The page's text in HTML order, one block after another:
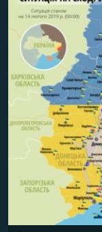
ФОТО
СПЕЦПРОЄКТИ
ПОДКАСТИ
КРИМ РЕАЛІЇ
ДОЛУЧАЙСЯ!